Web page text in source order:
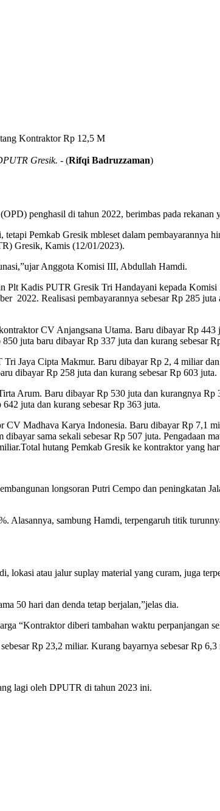
Kontraktor Rp 12,5 M
Gresik. - (Rifqi Badruzzaman)
penghasil di tahun 2022, berimbas pada
Pemkab Gresik mbleset dalam pembayarannya
Gresik, Kamis (12/01/2023).
Anggota Komisi III, Abdullah Hamdi.
Plt Kadis PUTR Gresik Tri Handayani kepada
Realisasi pembayarannya sebesar Rp 285 juta
CV Anjangsana Utama. Baru dibayar Rp
juta baru dibayar Rp 337 juta dan kurang sebesar
Jaya Cipta Makmur. Baru dibayar Rp 2, 4 miliar
dibayar Rp 258 juta dan kurang sebesar Rp 603 juta.
Arum. Baru dibayar Rp 530 juta dan kurangnya
juta dan kurang sebesar Rp 363 juta.
Madhava Karya Indonesia. Baru dibayar Rp 7,1
sama sekali sebesar Rp 507 juta. Pengadaan
hutang Pemkab Gresik ke kontraktor yang
longsoran Putri Cempo dan peningkatan
Alasannya, sambung Hamdi, terpengaruh titik
lokasi atau jalur suplay material yang curam, juga
50 hari dan denda tetap berjalan,”jelas dia.
“Kontraktor diberi tambahan waktu perpanjangan
Rp 23,2 miliar. Kurang bayarnya sebesar Rp
lagi oleh DPUTR di tahun 2023 ini.